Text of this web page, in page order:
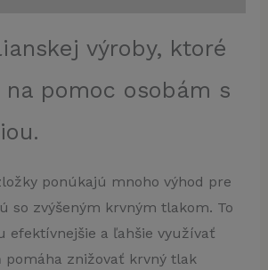
výroby, ktoré
na pomoc osobám s
ponúkajú mnoho výhod pre
so zvýšeným krvným tlakom. To
efektívnejšie a ľahšie využívať
pomáha znižovať krvný tlak